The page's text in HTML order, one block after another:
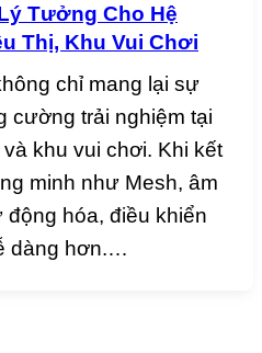
Tưởng Cho Hệ
Thị, Khu Vui Chơi
chỉ mang lại sự
cường trải nghiệm tại
khu vui chơi. Khi kết
minh như Mesh, âm
hóa, điều khiển
dàng hơn.…